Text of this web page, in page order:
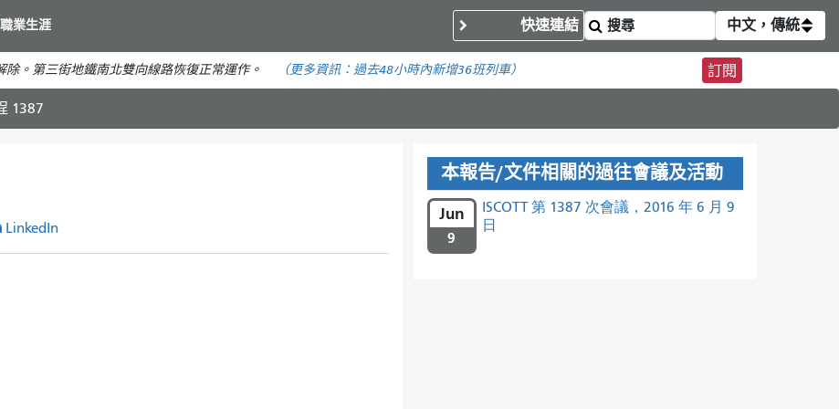
主
要
職業生涯 快速連結 中文，傳統
。第三街地鐵南北雙向線路恢復正常運作。 （更多資訊： 過去48小時內新增36班列車） 訂閱
1387
LinkedIn
本報告/文件相關的過往會議及活動
Jun
9
ISCOTT 第 1387 次會議，2016 年 6 月 9
日